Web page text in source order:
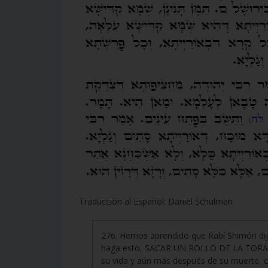
Traducción al Español: Daniel Schulman
276. Hemos aprendido que Rabí Shimón
haga esto, SACAR UN ROLLO DE LA
su vida y aún más después de su